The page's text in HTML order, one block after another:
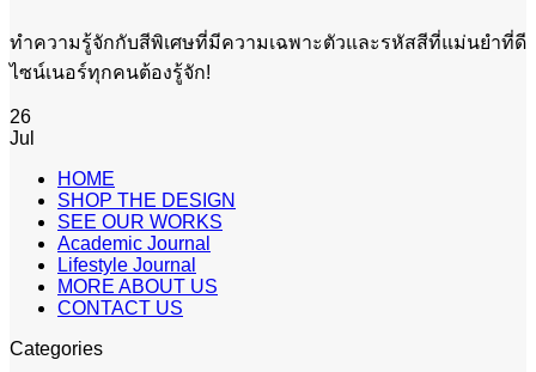
ทำความรู้จักกับสีพิเศษที่มีความเฉพาะตัวและรหัสสีที่แม่นยำที่ดี
ไซน์เนอร์ทุกคนต้องรู้จัก!
26
Jul
HOME
SHOP THE DESIGN
SEE OUR WORKS
Academic Journal
Lifestyle Journal
MORE ABOUT US
CONTACT US
Categories